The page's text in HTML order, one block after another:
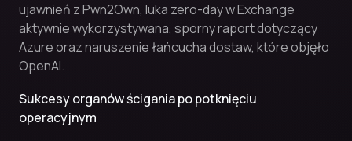
ujawnień z Pwn2Own, luka zero-day w Exchange
aktywnie wykorzystywana, sporny raport dotyczący
Azure oraz naruszenie łańcucha dostaw, które objęło
OpenAI.
Sukcesy organów ścigania po potknięciu
operacyjnym